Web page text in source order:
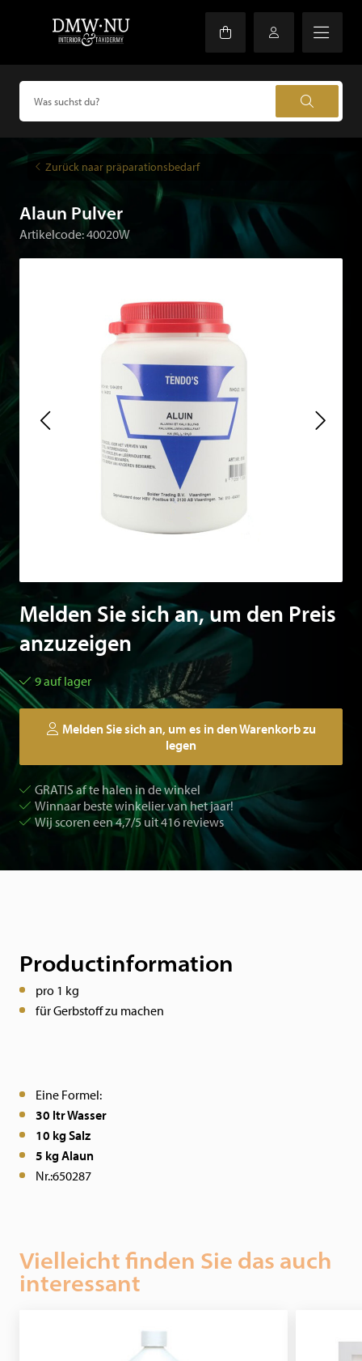
Zurück naar präparationsbedarf
Alaun Pulver
Artikelcode: 40020W
Melden Sie sich an, um den Preis
anzuzeigen
9 auf lager
Melden Sie sich an, um es in den Warenkorb zu
legen
GRATIS af te halen in de winkel
Winnaar beste winkelier van het jaar!
Wij scoren een 4,7/5 uit 416 reviews
Productinformation
pro 1 kg
für Gerbstoff zu machen
Eine Formel:
30 ltr Wasser
10 kg Salz
5 kg Alaun
Nr.:650287
Vielleicht finden Sie das auch
interessant